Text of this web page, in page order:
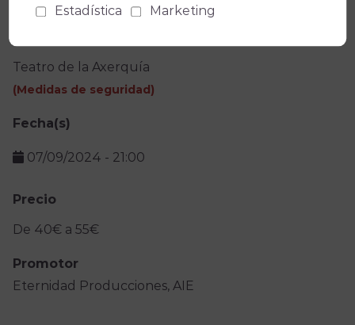
Teatro de la Axerquía
(Medidas de seguridad)
Fecha(s)
07/09/2024 - 21:00
Precio
De 40€ a 55€
Promotor
Eternidad Producciones, AIE
Estadística
Marketing